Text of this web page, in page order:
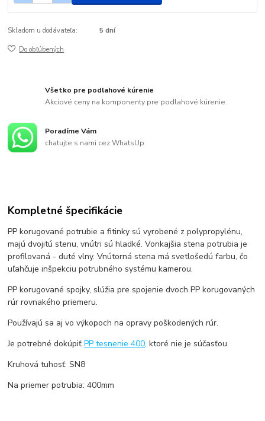
Skladom u dodávateľa: 5 dní
Do obľúbených
Všetko pre podlahové kúrenie
Akciové ceny na komponenty pre podlahové kúrenie.
Poradíme Vám
chatujte s nami cez WhatsUp
Kompletné špecifikácie
PP korugované potrubie a fitinky sú vyrobené z polypropylénu,
majú dvojitú stenu, vnútri sú hladké. Vonkajšia stena potrubia je
profilovaná - duté vlny. Vnútorná stena má svetlošedú farbu, čo
uľahčuje inšpekciu potrubného systému kamerou.
PP korugované spojky, slúžia pre spojenie dvoch PP korugovaných
rúr rovnakého priemeru.
Používajú sa aj vo výkopoch na opravy poškodených rúr.
Je potrebné dokúpiťPP tesnenie 400, ktoré nie je súčasťou.
Kruhová tuhosť: SN8
Na priemer potrubia: 400mm